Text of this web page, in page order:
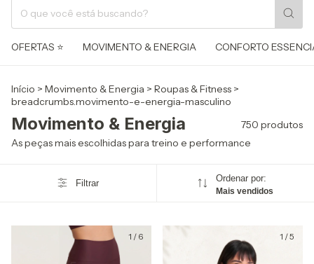
OFERTAS ⭐ MOVIMENTO & ENERGIA CONFORTO
Início > Movimento & Energia > Roupas & Fitness >
breadcrumbs.movimento-e-energia-masculino
Movimento & Energia
750 produtos
As peças mais escolhidas para treino e performance
Filtrar Ordenar por:
Mais vendidos
1 / 6 1 /5